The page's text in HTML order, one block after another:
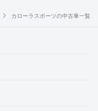
カローラスポーツの中古車一覧